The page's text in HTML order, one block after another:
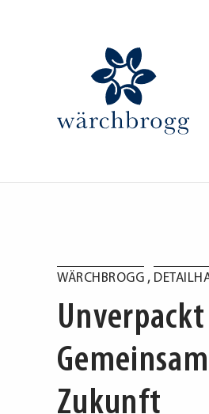
WÄRCHBROGG ,
Zukunft